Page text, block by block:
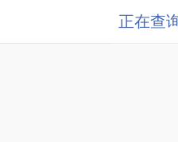
正在查